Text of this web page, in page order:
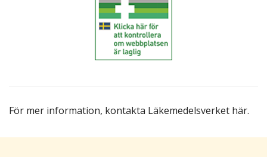
För mer information, kontakta Läkemedelsverket här.